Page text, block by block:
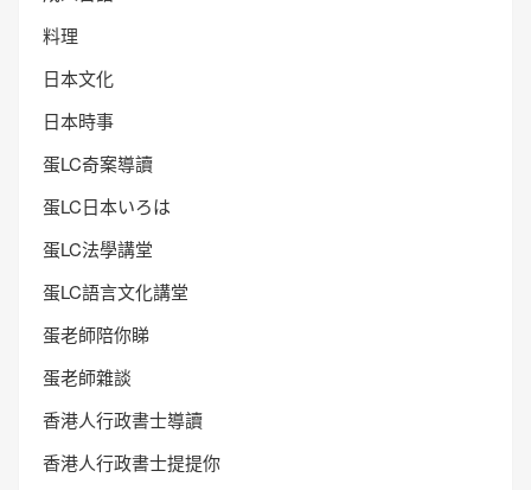
料理
日本文化
日本時事
蛋LC奇案導讀
蛋LC日本いろは
蛋LC法學講堂
蛋LC語言文化講堂
蛋老師陪你睇
蛋老師雜談
香港人行政書士導讀
香港人行政書士提提你